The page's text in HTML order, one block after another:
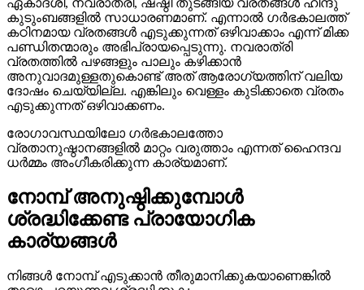
ഏകാദശി, നവരാത്രി, ഷഷ്ഠി തുടങ്ങിയ വ്രതങ്ങൾ ഹിന്ദു
കുടുംബങ്ങളിൽ സാധാരണമാണ്. എന്നാൽ ഗർഭകാലത്ത്
കഠിനമായ വ്രതങ്ങൾ എടുക്കുന്നത് ഒഴിവാക്കാം എന്ന് മിക്ക
പണ്ഡിതന്മാരും അഭിപ്രായപ്പെടുന്നു. നവരാത്രി
വ്രതത്തിൽ പഴങ്ങളും പാലും കഴിക്കാൻ
അനുവാദമുള്ളതുകൊണ്ട് അത് ആരോഗ്യത്തിന് വലിയ
ദോഷം ചെയ്യില്ല. എങ്കിലും വെള്ളം കുടിക്കാതെ വ്രതം
എടുക്കുന്നത് ഒഴിവാക്കണം.
രോഗാവസ്ഥയിലോ ഗർഭകാലത്തോ
വ്രതാനുഷ്ഠാനങ്ങളിൽ മാറ്റം വരുത്താം എന്നത് ഹൈന്ദവ
ധർമ്മം അംഗീകരിക്കുന്ന കാര്യമാണ്.
നോമ്പ് അനുഷ്ഠിക്കുമ്പോൾ
ശ്രദ്ധിക്കേണ്ട പ്രായോഗിക
കാര്യങ്ങൾ
നിങ്ങൾ നോമ്പ് എടുക്കാൻ തീരുമാനിക്കുകയാണെങ്കിൽ